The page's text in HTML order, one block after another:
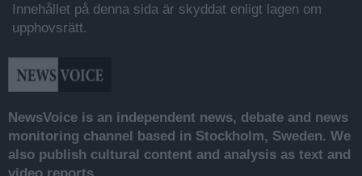
Innehållet på denna sida är skyddat enligt lagen om
upphovsrätt.
NewsVoice is an independent news, debate and news
monitoring channel based in Stockholm, Sweden. We
also publish cultural content and analysis as text and
video reports.